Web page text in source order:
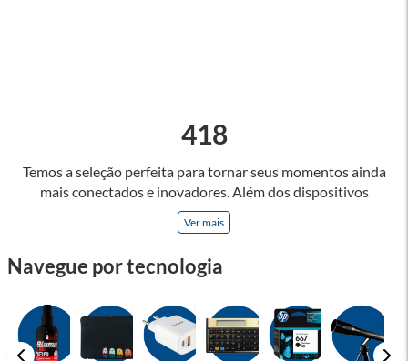
Temos a seleção perfeita para tornar seus momentos ainda
mais conectados e inovadores. Além dos dispositivos
eletrônicos, oferecemos uma variedade de acessórios
projetados para otimizar a funcionalidade e a praticidade dos
e mouses de alta precisão, que são apenas alguns dos itens
Convidamos você a explorar nossa seleção de produtos e se
surpreender com as possibilidades! Faça parte dessa jornada
tecnológica conosco e desfrute de uma experiência única de
Ver mais
418
Navegue por tecnologia